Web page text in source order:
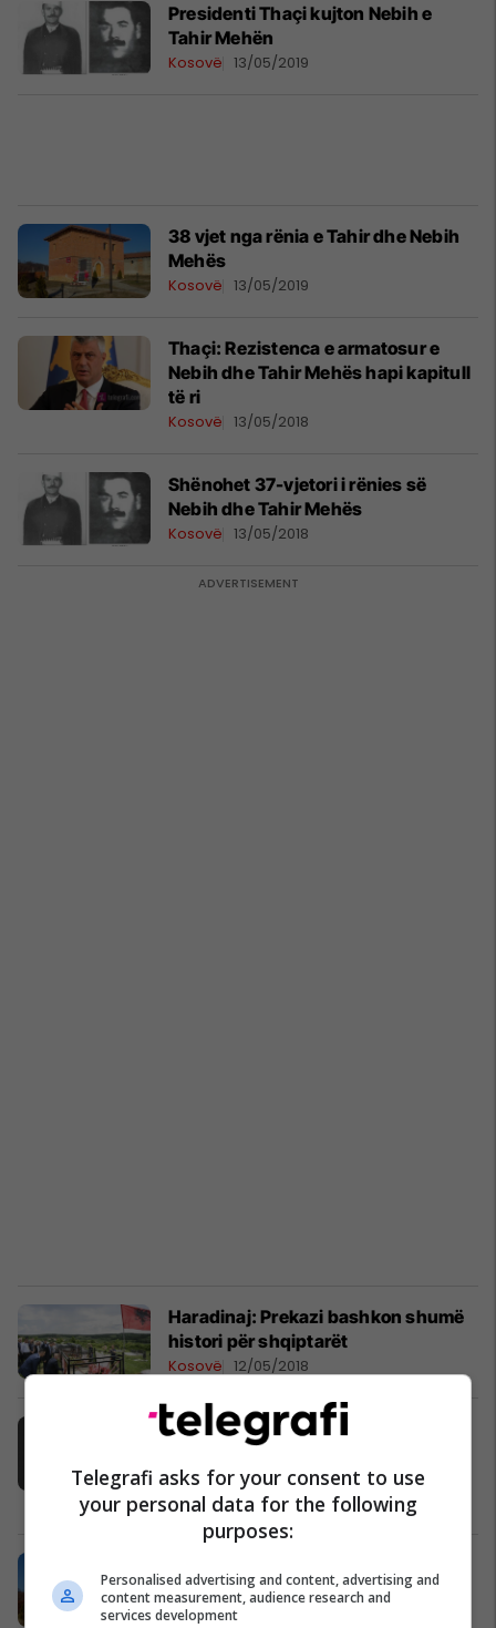
Presidenti Thaçi kujton Nebih e
Tahir Mehën
Kosovë 13/05/2019
38 vjet nga rënia e Tahir dhe Nebih
Mehës
Kosovë 13/05/2019
Thaçi: Rezistenca e armatosur e
Nebih dhe Tahir Mehës hapi kapitull
të ri
Kosovë 13/05/2018
Shënohet 37-vjetori i rënies së
Nebih dhe Tahir Mehës
Kosovë 13/05/2018
Haradinaj: Prekazi bashkon shumë
histori për shqiptarët
Kosovë 12/05/2018
Sipas biografisë zyrtare, këta janë
tre heronjtë që inspiruan Adem
Jasharin
Kosovë 05/03/2018
Kosovë 13/05/2016
Telegrafi asks for your consent to use
your personal data for the following
purposes:
Personalised advertising and content, advertising and
content measurement, audience research and
services development